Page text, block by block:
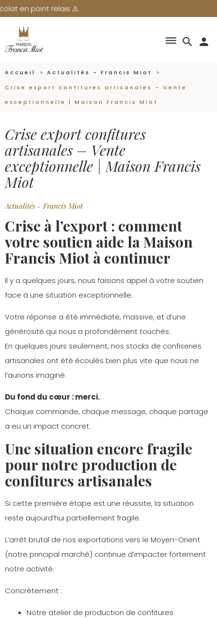
relais ⚠️
search
dehaze person
Accueil
Actualités - Francis Miot
Crise export confitures artisanales – Vente
exceptionnelle | Maison Francis Miot
Crise export confitures
artisanales – Vente
exceptionnelle | Maison Francis
Miot
Actualités - Francis Miot
Crise à l’export : comment
votre soutien aide la Maison
Francis Miot à continuer
Il y a quelques jours, nous faisions appel à votre soutien
face à une situation exceptionnelle.
Votre réponse a été immédiate, massive, et d’une
générosité qui nous a profondément touchés.
En quelques jours seulement, nos stocks de confiseries
artisanales ont été écoulés bien plus vite que nous ne
l’aurions imaginé.
Du fond du cœur : merci.
Chaque commande, chaque message, chaque partage
a eu un impact concret.
Une situation encore fragile
pour notre production de
confitures artisanales
Si cette première étape est une réussite, la situation
reste aujourd’hui partiellement fragile.
L’arrêt brutal de nos exportations vers le Moyen-Orient
(notre principal marché) continue d’impacter fortement
notre activité.
Concrètement :
Notre atelier de production de confitures